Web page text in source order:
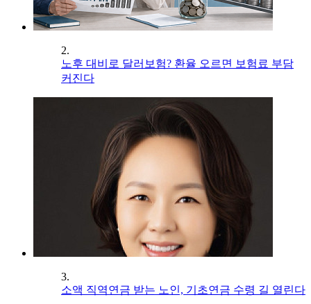
2.
노후 대비로 달러보험? 환율 오르면 보험료 부담
커진다
3.
소액 직역연금 받는 노인, 기초연금 수령 길 열린다